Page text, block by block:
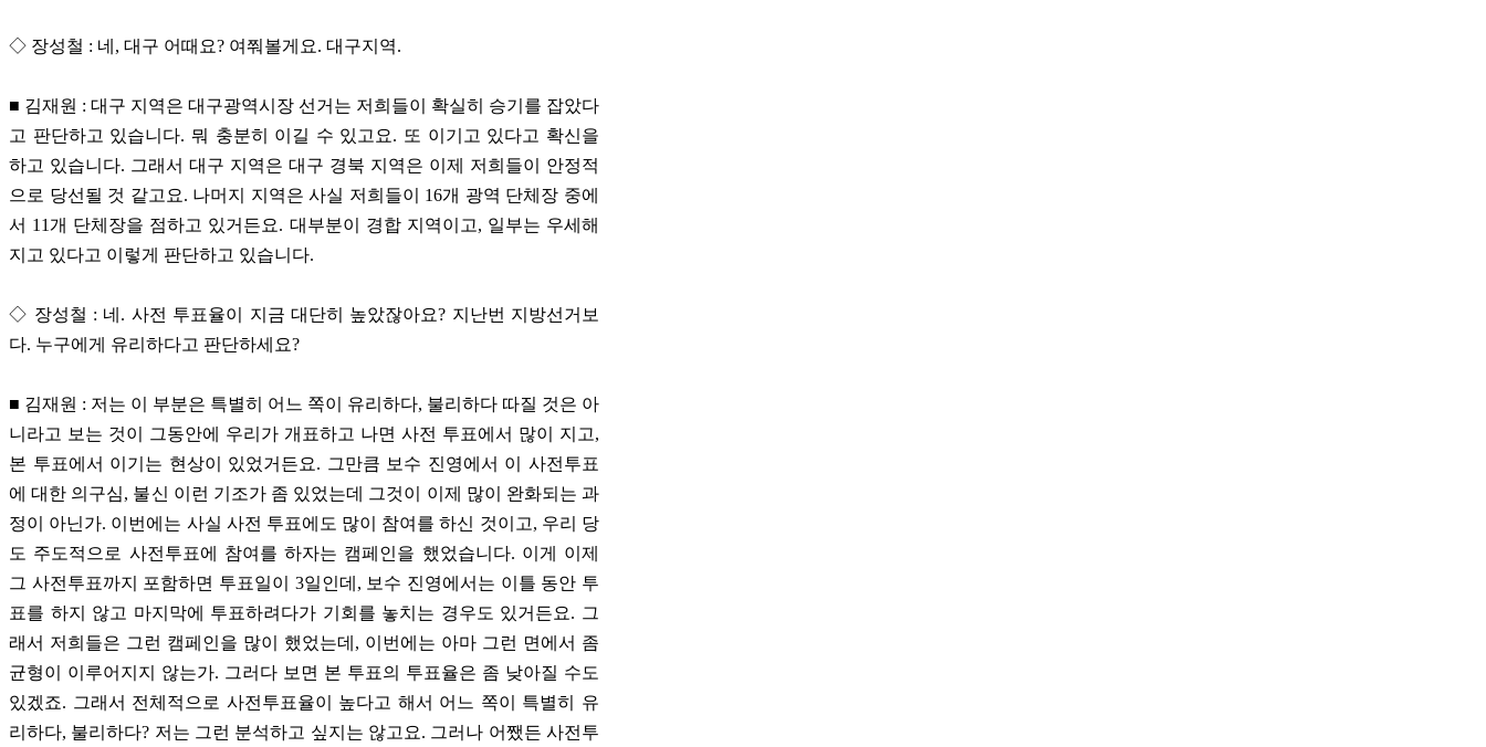
◇ 장성철 : 네, 대구 어때요? 여쭤볼게요. 대구지역.
■ 김재원 : 대구 지역은 대구광역시장 선거는 저희들이 확실히 승기를 잡았다
고 판단하고 있습니다. 뭐 충분히 이길 수 있고요. 또 이기고 있다고 확신을
하고 있습니다. 그래서 대구 지역은 대구 경북 지역은 이제 저희들이 안정적
으로 당선될 것 같고요. 나머지 지역은 사실 저희들이 16개 광역 단체장 중에
서 11개 단체장을 점하고 있거든요. 대부분이 경합 지역이고, 일부는 우세해
지고 있다고 이렇게 판단하고 있습니다.
◇ 장성철 : 네. 사전 투표율이 지금 대단히 높았잖아요? 지난번 지방선거보
다. 누구에게 유리하다고 판단하세요?
■ 김재원 : 저는 이 부분은 특별히 어느 쪽이 유리하다, 불리하다 따질 것은 아
니라고 보는 것이 그동안에 우리가 개표하고 나면 사전 투표에서 많이 지고,
본 투표에서 이기는 현상이 있었거든요. 그만큼 보수 진영에서 이 사전투표
에 대한 의구심, 불신 이런 기조가 좀 있었는데 그것이 이제 많이 완화되는 과
정이 아닌가. 이번에는 사실 사전 투표에도 많이 참여를 하신 것이고, 우리 당
도 주도적으로 사전투표에 참여를 하자는 캠페인을 했었습니다. 이게 이제
그 사전투표까지 포함하면 투표일이 3일인데, 보수 진영에서는 이틀 동안 투
표를 하지 않고 마지막에 투표하려다가 기회를 놓치는 경우도 있거든요. 그
래서 저희들은 그런 캠페인을 많이 했었는데, 이번에는 아마 그런 면에서 좀
균형이 이루어지지 않는가. 그러다 보면 본 투표의 투표율은 좀 낮아질 수도
있겠죠. 그래서 전체적으로 사전투표율이 높다고 해서 어느 쪽이 특별히 유
리하다, 불리하다? 저는 그런 분석하고 싶지는 않고요. 그러나 어쨌든 사전투